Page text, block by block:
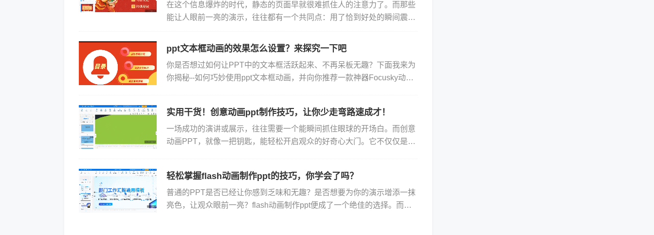
在这个信息爆炸的时代，静态的页面早就很难抓住人的注意力了。而那些
能让人眼前一亮的演示，往往都有一个共同点：用了恰到好处的瞬间震撼
ppt文本框动画的效果怎么设置？来探究一下吧
你是否想过如何让PPT中的文本框活跃起来、不再呆板无趣？下面我来为
你揭秘--如何巧妙使用ppt文本框动画，并向你推荐一款神器Focusky动画
实用干货！创意动画ppt制作技巧，让你少走弯路速成才！
一场成功的演讲或展示，往往需要一个能瞬间抓住眼球的开场白。而创意
动画PPT，就像一把钥匙，能轻松开启观众的好奇心大门。它不仅仅是一
轻松掌握flash动画制作ppt的技巧，你学会了吗？
普通的PPT是否已经让你感到乏味和无趣？是否想要为你的演示增添一抹
亮色，让观众眼前一亮？flash动画制作ppt便成了一个绝佳的选择。而在